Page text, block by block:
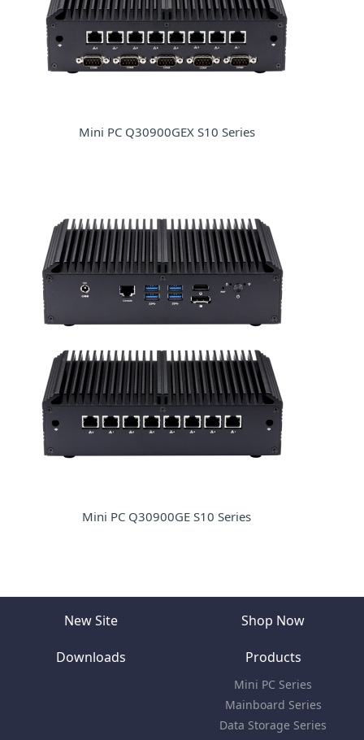
Mini PC Q30900GEX S10 Series
Mini PC Q30900GE S10 Series
New Site Shop Now
Downloads Products
Mini PC Series
Mainboard Series
Data Storage Series